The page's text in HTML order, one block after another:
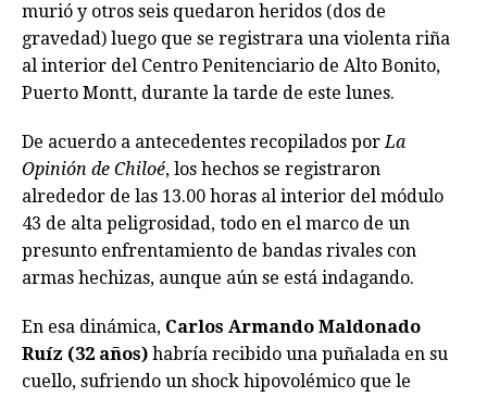
murió y otros seis quedaron heridos (dos de
gravedad) luego que se registrara una violenta riña
al interior del Centro Penitenciario de Alto Bonito,
Puerto Montt, durante la tarde de este lunes.
De acuerdo a antecedentes recopilados porLa
Opinión de Chiloé, los hechos se registraron
alrededor de las 13.00 horas al interior del módulo
43 de alta peligrosidad, todo en el marco de un
presunto enfrentamiento de bandas rivales con
armas hechizas, aunque aún se está indagando.
En esa dinámica, Carlos Armando Maldonado
Ruíz (32 años) habría recibido una puñalada en su
cuello, sufriendo un shock hipovolémico que le